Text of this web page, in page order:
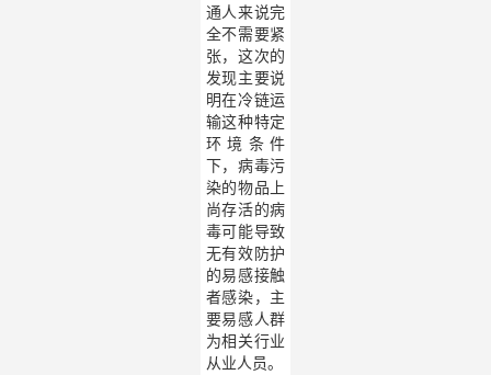
通人来说完
全不需要紧
张，这次的
发现主要说
明在冷链运
输这种特定
环境条件
下，病毒污
染的物品上
尚存活的病
毒可能导致
无有效防护
的易感接触
者感染，主
要易感人群
为相关行业
从业人员。